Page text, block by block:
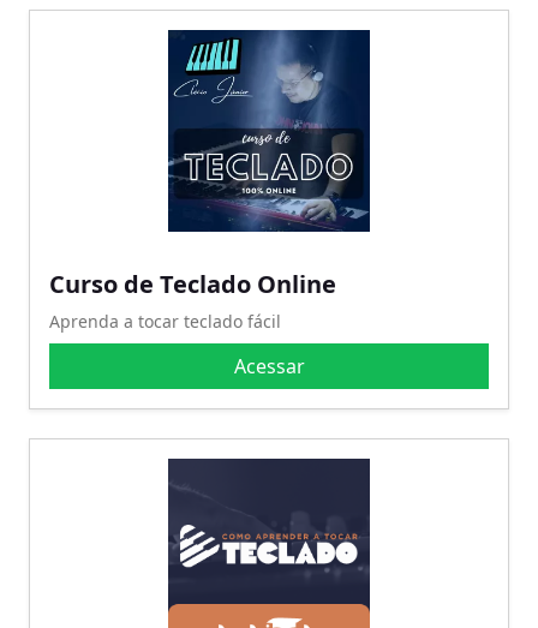
Curso de Teclado Online
Aprenda a tocar teclado fácil
Acessar